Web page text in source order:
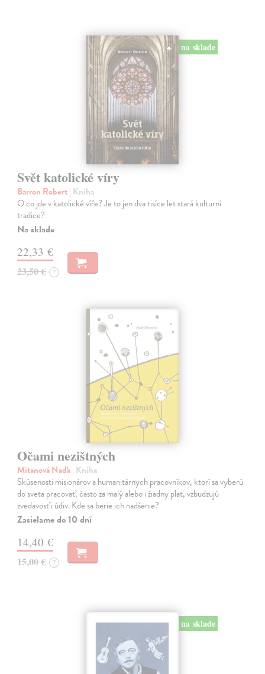
na sklade
Svět katolické víry
Barron Robert| Kniha
O co jde v katolické víře? Je to jen dva tisíce let stará kulturní
tradice?
Na sklade
22,33 €
23,50 € ?
Očami nezištných
Mitanová Naďa| Kniha
Skúsenosti misionárov a humanitárnych pracovníkov, ktorí sa vyberú
do sveta pracovať, často za malý alebo i žiadny plat, vzbudzujú
zvedavosť i údiv. Kde sa berie ich nadšenie?
Zasielame do 10 dní
14,40 €
15,00 € ?
na sklade